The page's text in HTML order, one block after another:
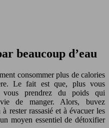
beaucoup d’eau
consommer plus de calories
Le fait est que, plus vous
vous prendrez du poids qui
de manger. Alors, buvez
rester rassasié et à évacuer les
moyen essentiel de détoxifier